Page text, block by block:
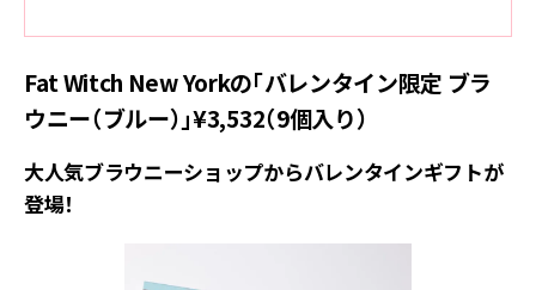
Fat Witch New Yorkの「バレンタイン限定 ブラ
ウニー（ブルー）」¥3,532（9個入り）
大人気ブラウニーショップからバレンタインギフトが
登場！